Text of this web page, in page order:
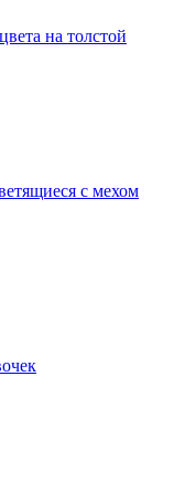
на толстой
с мехом